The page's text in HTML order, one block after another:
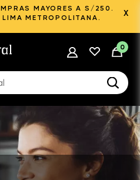
MAYORES A S/250.
METROPOLITANA.
X
0